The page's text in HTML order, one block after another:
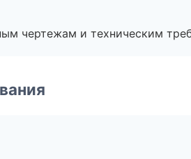
чертежам и техническим